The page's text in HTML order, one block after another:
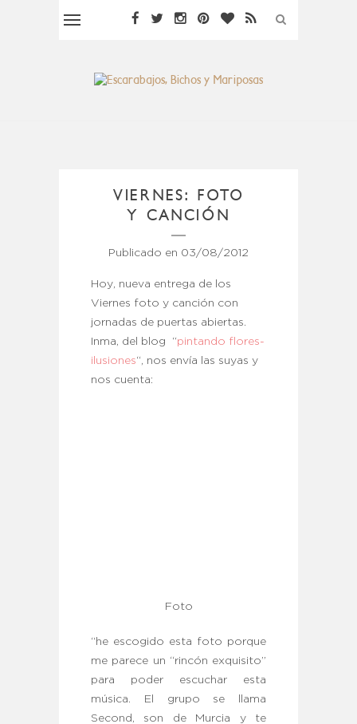
VIERNES: FOTO
Y CANCIÓN
Publicado en 03/08/2012
Hoy, nueva entrega de los
Viernes foto y canción con
jornadas de puertas abiertas.
Inma, del blog “pintando flores-
ilusiones“, nos envía las suyas y
nos cuenta:
Foto
“he escogido esta foto porque
me parece un “rincón exquisito”
para poder escuchar esta
música. El grupo se llama
Second, son de Murcia y te